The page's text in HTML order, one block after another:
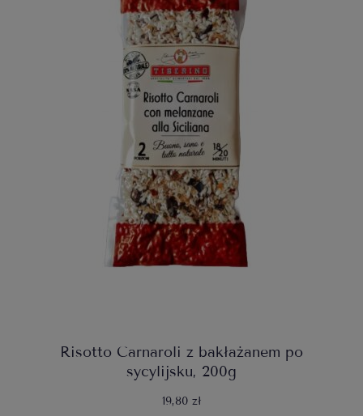
Risotto Carnaroli z bakłażanem po
sycylijsku, 200g
19,80 zł